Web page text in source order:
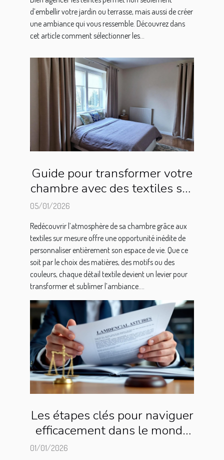
d’embellir votre jardin ou terrasse, mais aussi de créer
une ambiance qui vous ressemble. Découvrez dans
cet article comment sélectionner les...
Guide pour transformer votre
chambre avec des textiles sur
05/01/2026
Redécouvrir l’atmosphère de sa chambre grâce aux
textiles sur mesure offre une opportunité inédite de
personnaliser entièrement son espace de vie. Que ce
soit par le choix des matières, des motifs ou des
couleurs, chaque détail textile devient un levier pour
transformer et sublimer l’ambiance....
Les étapes clés pour naviguer
efficacement dans le monde
01/01/2026